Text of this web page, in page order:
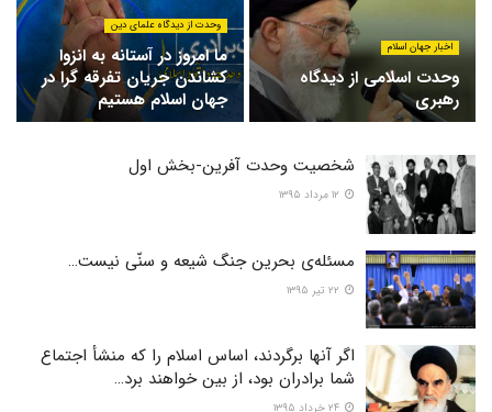
اخبار جهان اسلام
وحدت اسلامی از دیدگاه
رهبری
وحدت از دیدگاه علمای دین
ما امروز در آستانه به انزوا
کشاندن جریان تفرقه گرا در
جهان اسلام هستیم
شخصیت وحدت آفرین-بخش اول
مسئله‌ی بحرین جنگ شیعه و سنّی نیست…
اگر آنها برگردند، اساس اسلام را که منشأ اجتماع
شما برادران بود، از بین خواهند برد…